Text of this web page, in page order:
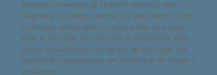
km/timen i medvind og 10 km/t i modvind, men
alligevel yde et højere watttal, når man kører 10 km/t
i modvind, selvom farten er lavere. Når du træner
watt, er du heller ikke påvirket af vindforhold, eller
vejens beskaffenhed (om det går op eller ned). Her
handler det udelukkende om, hvor hårdt du træder i
pedalerne.